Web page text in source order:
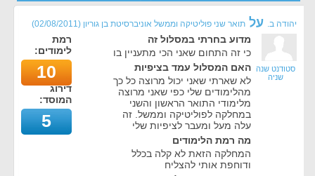
יהודה ב. על תואר שני פוליטיקה וממשל אוניברסיטת בן גוריון (
02/08/2011
)
סטודנט שנה
שניה
מדוע בחרתי במסלול זה
כי זה התחום שאני הכי מתעניין בו
האם המסלול עמד בציפיות
לא שארתי שאני יכול מרוצה כל כך
מהלימודים שלי כפי שאני מרוצה
מלימודי התואר הראשון והשני
במחלקה לפוליטיקה וממשל. זה
עלה מעל ומעבר לציפיות שלי
מה רמת הלימודים
המחלקה הזאת לא קלה בכלל
ודוחפת אותי להצליח
רמת
לימודים:
10
דירוג
המוסד:
5